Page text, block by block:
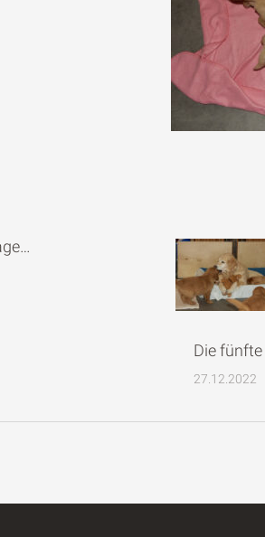
Die
27.12.2022